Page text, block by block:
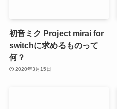
初音ミク Project mirai for
switchに求めるものって
何？
2020年3月15日